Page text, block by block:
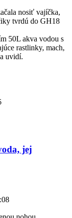
nosiť vajíčka,
tvrdú do GH18
50L akva vodou s
rastlinky, mach,
uvidí.
jej